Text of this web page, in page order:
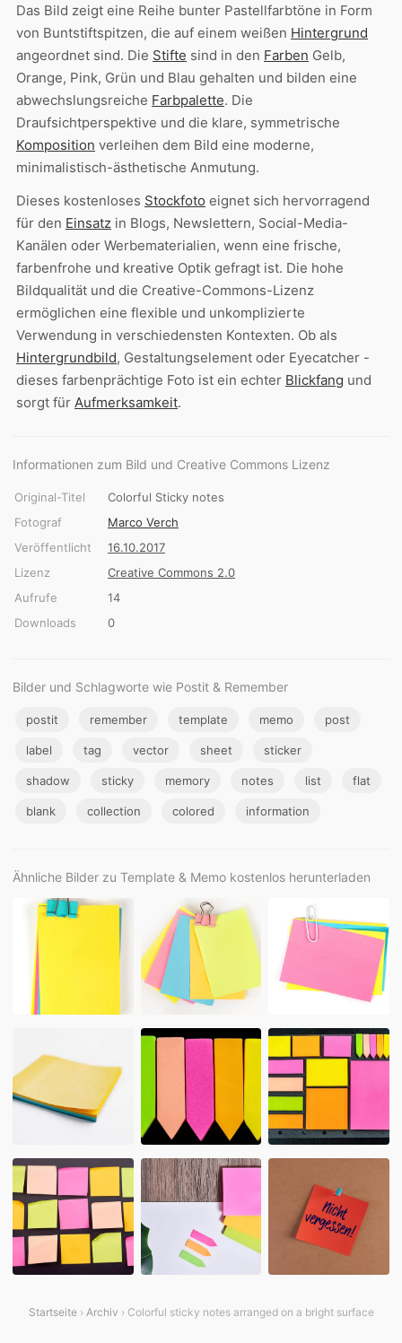
Das Bild zeigt eine Reihe bunter Pastellfarbtöne in Form
von Buntstiftspitzen, die auf einem weißen Hintergrund
angeordnet sind. Die Stifte sind in den Farben Gelb,
Orange, Pink, Grün und Blau gehalten und bilden eine
abwechslungsreiche Farbpalette. Die
Draufsichtperspektive und die klare, symmetrische
Komposition verleihen dem Bild eine moderne,
minimalistisch-ästhetische Anmutung.
Dieses kostenloses Stockfoto eignet sich hervorragend
für den Einsatz in Blogs, Newslettern, Social-Media-
Kanälen oder Werbematerialien, wenn eine frische,
farbenfrohe und kreative Optik gefragt ist. Die hohe
Bildqualität und die Creative-Commons-Lizenz
ermöglichen eine flexible und unkomplizierte
Verwendung in verschiedensten Kontexten. Ob als
Hintergrundbild, Gestaltungselement oder Eyecatcher -
dieses farbenprächtige Foto ist ein echter Blickfang und
sorgt für Aufmerksamkeit.
Informationen zum Bild und Creative Commons Lizenz
Original-Titel
Colorful Sticky notes
Fotograf
Marco Verch
Veröffentlicht
16.10.2017
Lizenz
Creative Commons 2.0
Aufrufe
14
Downloads
0
Bilder und Schlagworte wie Postit & Remember
postit remember template memo post
label tag vector sheet sticker
shadow sticky memory notes list flat
blank collection colored information
Ähnliche Bilder zu Template & Memo kostenlos herunterladen
Startseite› Archiv › Colorful sticky notes arranged on a bright surface